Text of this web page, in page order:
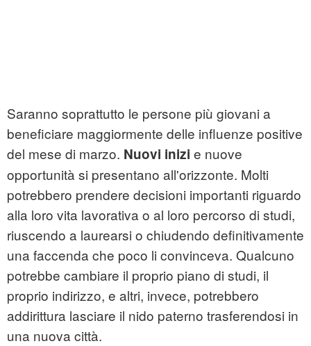
Saranno soprattutto le persone più giovani a
beneficiare maggiormente delle influenze positive
del mese di marzo. Nuovi inizi e nuove
opportunità si presentano all'orizzonte. Molti
potrebbero prendere decisioni importanti riguardo
alla loro vita lavorativa o al loro percorso di studi,
riuscendo a laurearsi o chiudendo definitivamente
una faccenda che poco li convinceva. Qualcuno
potrebbe cambiare il proprio piano di studi, il
proprio indirizzo, e altri, invece, potrebbero
addirittura lasciare il nido paterno trasferendosi in
una nuova città.